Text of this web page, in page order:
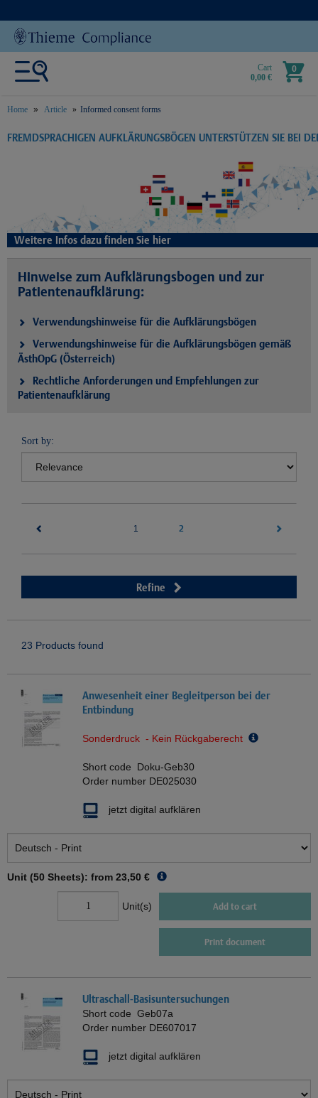
Cart
0,00 €
0
Home Article Informed consent forms
text.skipToContent
text.skipToNavigation
FREMDSPRACHIGEN AUFKLÄRUNGSBÖGEN UNTERSTÜTZEN SIE BEI
Weitere Infos dazu finden Sie hier
Hinweise zum Aufklärungsbogen und zur
Patientenaufklärung:
Verwendungshinweise für die Aufklärungsbögen
Verwendungshinweise für die Aufklärungsbögen gemäß
ÄsthOpG (Österreich)
Rechtliche Anforderungen und Empfehlungen zur
Patientenaufklärung
Sort by:
1 2
Refine
23 Products found
Anwesenheit einer Begleitperson bei der
Entbindung
Sonderdruck - Kein Rückgaberecht
Short code Doku-Geb30
Order number DE025030
jetzt digital aufklären
Unit (50 Sheets): from 23,50 €
Unit(s) Add to cart
Print document
Ultraschall-Basisuntersuchungen
Short code Geb07a
Order number DE607017
jetzt digital aufklären